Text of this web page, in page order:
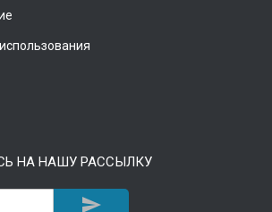
НА НАШУ РАССЫЛКУ
